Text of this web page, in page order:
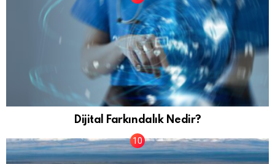
Dijital Farkındalık Nedir?